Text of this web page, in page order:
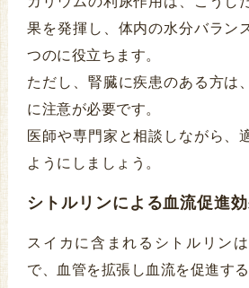
果を発揮し、体内の水分バラン
つのに役立ちます。
ただし、腎臓に疾患のある方は
に注意が必要です。
医師や専門家と相談しながら、
ようにしましょう。
シトルリンによる血流促進
スイカに含まれるシトルリン
で、血管を拡張し血流を促進す